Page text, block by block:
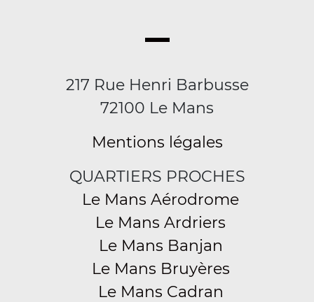
217 Rue Henri Barbusse
72100 Le Mans
Mentions légales
QUARTIERS PROCHES
Le Mans Aérodrome
Le Mans Ardriers
Le Mans Banjan
Le Mans Bruyères
Le Mans Cadran